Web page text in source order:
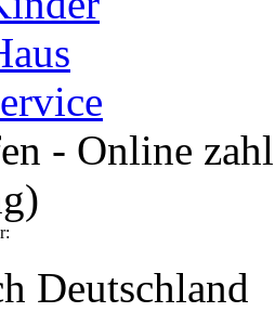
- Online
Deutschland